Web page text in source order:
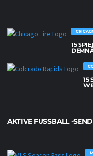
15
15
AKTIVE FUSSBALL -